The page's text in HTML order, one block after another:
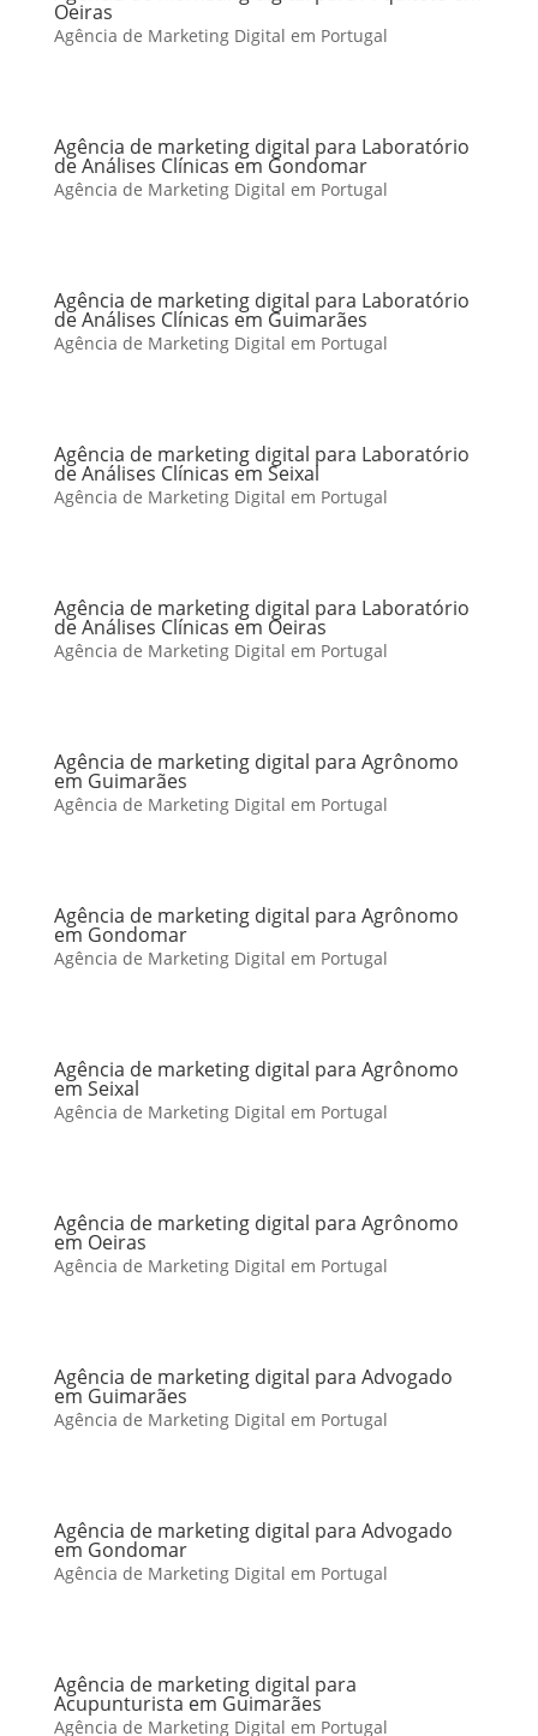
Oeiras
Agência de Marketing Digital em Portugal
Agência de marketing digital para Laboratório
de Análises Clínicas em Gondomar
Agência de Marketing Digital em Portugal
Agência de marketing digital para Laboratório
de Análises Clínicas em Guimarães
Agência de Marketing Digital em Portugal
Agência de marketing digital para Laboratório
de Análises Clínicas em Seixal
Agência de Marketing Digital em Portugal
Agência de marketing digital para Laboratório
de Análises Clínicas em Oeiras
Agência de Marketing Digital em Portugal
Agência de marketing digital para Agrônomo
em Guimarães
Agência de Marketing Digital em Portugal
Agência de marketing digital para Agrônomo
em Gondomar
Agência de Marketing Digital em Portugal
Agência de marketing digital para Agrônomo
em Seixal
Agência de Marketing Digital em Portugal
Agência de marketing digital para Agrônomo
em Oeiras
Agência de Marketing Digital em Portugal
Agência de marketing digital para Advogado
em Guimarães
Agência de Marketing Digital em Portugal
Agência de marketing digital para Advogado
em Gondomar
Agência de Marketing Digital em Portugal
Agência de marketing digital para
Acupunturista em Guimarães
Agência de Marketing Digital em Portugal